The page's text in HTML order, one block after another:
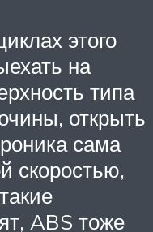
этого
на
типа
открыть
сама
скоростью,
ABS тоже